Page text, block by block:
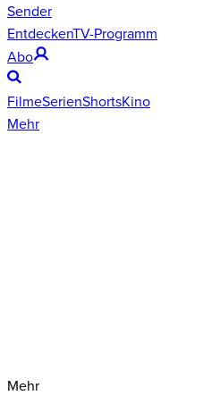
Sender
EntdeckenTV-Programm
Abo
FilmeSerienShortsKino
Mehr
Mehr